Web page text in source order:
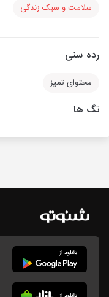
سلامت و سبک زندگی
رده سنی
محتوای تمیز
تگ ها